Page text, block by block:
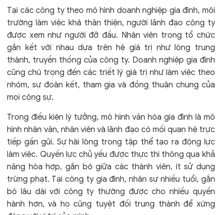
Tại các công ty theo mô hình doanh nghiệp gia đình, môi
trường làm việc khá thân thiện, người lãnh đạo công ty
được xem như người đỡ đầu. Nhân viên trong tổ chức
gắn kết với nhau dựa trên hệ giá trị như lòng trung
thành, truyền thống của công ty. Doanh nghiệp gia đình
cũng chú trọng đến các triết lý giá trị như làm việc theo
nhóm, sự đoàn kết, tham gia và đồng thuận chung của
mọi cộng sự.
Trong điều kiện lý tưởng, mô hình văn hóa gia đình là mô
hình nhân văn, nhân viên và lãnh đạo có mối quan hệ trực
tiếp gần gũi. Sự hài lòng trong tập thể tạo ra động lực
làm việc. Quyền lực chủ yếu được thực thi thông qua khả
năng hòa hợp, gắn bó giữa các thành viên, ít sử dụng
trừng phạt. Tại công ty gia đình, nhân sự nhiều tuổi, gắn
bó lâu dài với công ty thường được cho nhiều quyền
hành hơn, và họ cũng tuyệt đối trung thành để xứng